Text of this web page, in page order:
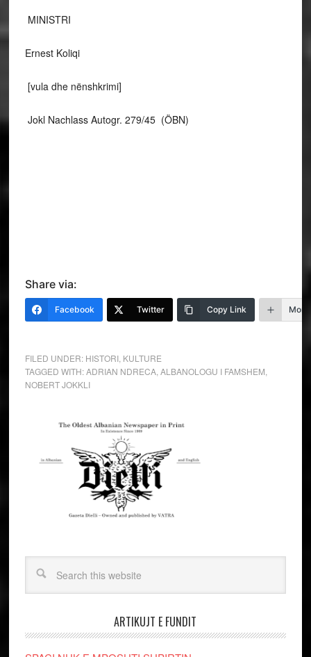
MINISTRI
Ernest Koliqi
[vula dhe nënshkrimi]
Jokl Nachlass Autogr. 279/45 (ÖBN)
Share via:
Facebook Twitter Copy Link More
FILED UNDER: HISTORI, KULTURE
TAGGED WITH:ADRIAN NDRECA, ALBANOLOGU I FAMSHEM
NOBERT JOKKLI
ARTIKUJT E FUNDIT